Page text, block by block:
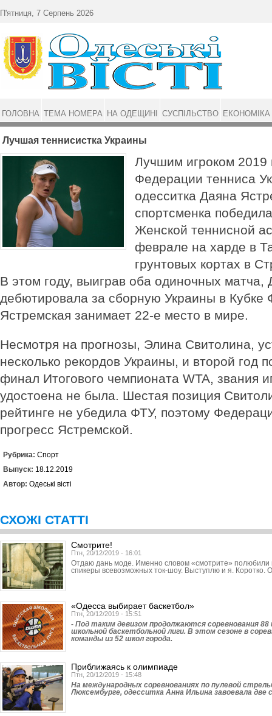
Лучшая теннисистка Украины
Лучшим игроком 2019
Федерации тенниса
одесситка Даяна
спортсменка
Женской теннисной
феврале на харде в
грунтовых кортах в
В этом году, выиграв оба одиночных матча,
дебютировала за сборную Украины в Кубке
Ястремская занимает 22-е место в мире.
Несмотря на прогнозы, Элина Свитолина,
несколько рекордов Украины, и второй год
финал Итогового чемпионата WTA, звания
удостоена не была. Шестая позиция
рейтинге не убедила ФТУ, поэтому
прогресс Ястремской.
Рубрика: Спорт
Выпуск: 18.12.2019
Автор: Одеські вісті
СХОЖІ СТАТТІ
Смотрите!
Птн, 20/12/2019 - 16:01
Отдаю дань моде. Именно словом «смотрите» полюбили
спикеры всевозможных ток-шоу. Выступлю и я. Коротко.
«Одесса выбирает баскетбол»
Птн, 20/12/2019 - 15:51
- Под таким девизом продолжаются соревнования
школьной баскетбольной лиги. В этом сезоне в
команды из 52 школ города.
Приближаясь к олимпиаде
Птн, 20/12/2019 - 15:48
На международных соревнованиях по пулевой
Люксембурге, одесситка Анна Ильина завоевала две
П'ятниця, 7 Серпень 2026
ГОЛОВНА ТЕМА НОМЕРА НА ОДЕЩИНІ СУСПІЛЬСТВО ЕКОНОМІКА